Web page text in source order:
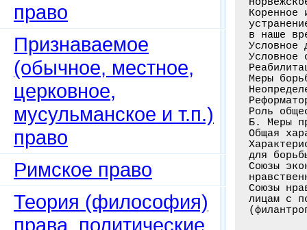
право
Признаваемое
(обычное, местное,
церковное,
мусульманское и т.п.)
право
Римское право
Теория (философия)
права, политические
Коренное
в наше
Меры
Роль
Б. Меры
Общая
для
Союзы
Союзы
лицам с